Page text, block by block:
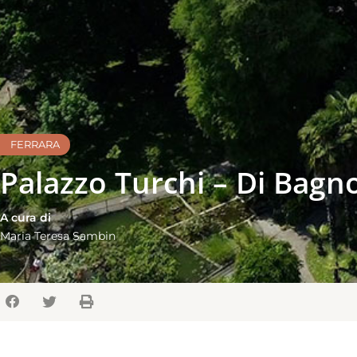
FERRARA
Palazzo Turchi – Di
A cura di
Maria Teresa Sambin